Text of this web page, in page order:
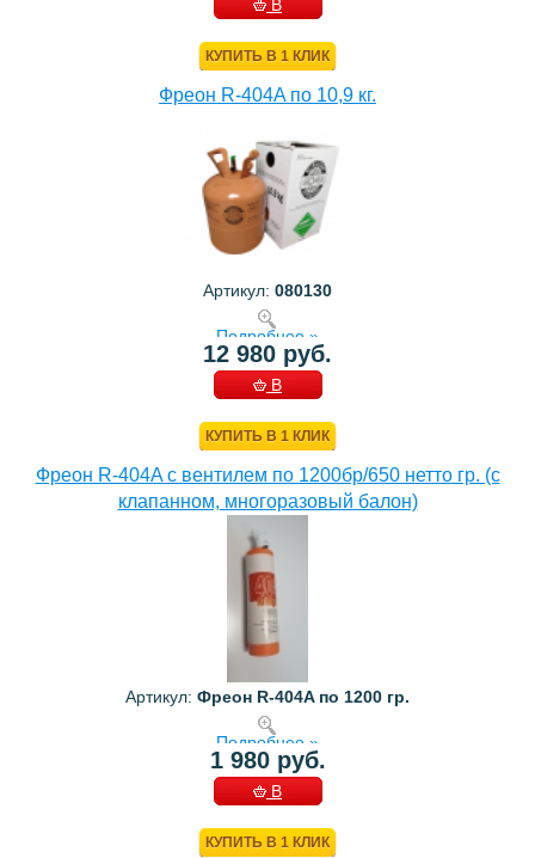
В
КУПИТЬ В 1 КЛИК
Фреон R-404A по 10,9 кг.
Артикул: 080130
Подробнее »
12 980 руб.
В
КУПИТЬ В 1 КЛИК
Фреон R-404A с вентилем по 1200бр/650 нетто гр. (с
клапанном, многоразовый балон)
Артикул: Фреон R-404A по 1200 гр.
Подробнее »
1 980 руб.
В
КУПИТЬ В 1 КЛИК